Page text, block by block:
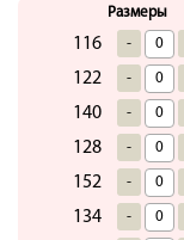
Размеры
116 -
122 -
140 -
128 -
152 -
134 -